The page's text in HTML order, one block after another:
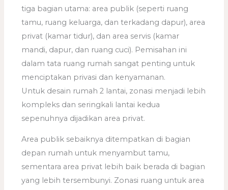
tiga bagian utama: area publik (seperti ruang
tamu, ruang keluarga, dan terkadang dapur), area
privat (kamar tidur), dan area servis (kamar
mandi, dapur, dan ruang cuci). Pemisahan ini
dalam tata ruang rumah sangat penting untuk
menciptakan privasi dan kenyamanan.
Untuk desain rumah 2 lantai, zonasi menjadi lebih
kompleks dan seringkali lantai kedua
sepenuhnya dijadikan area privat.
Area publik sebaiknya ditempatkan di bagian
depan rumah untuk menyambut tamu,
sementara area privat lebih baik berada di bagian
yang lebih tersembunyi. Zonasi ruang untuk area